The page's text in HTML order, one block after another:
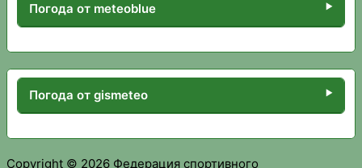
Погода от meteoblue
Погода от gismeteo
Copyright © 2026 Федерация спортивного